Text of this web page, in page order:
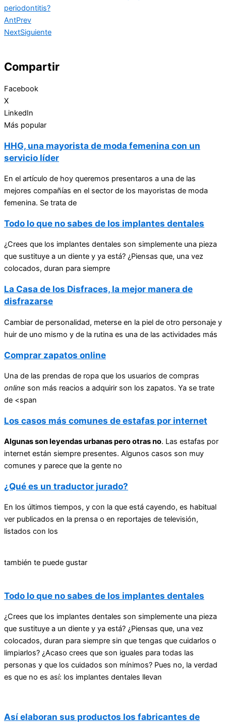
periodontitis?
AntPrev
NextSiguiente
Compartir
Facebook
X
LinkedIn
Más popular
HHG, una mayorista de moda femenina con un
servicio líder
En el artículo de hoy queremos presentaros a una de las
mejores compañías en el sector de los mayoristas de moda
femenina. Se trata de
Todo lo que no sabes de los implantes dentales
¿Crees que los implantes dentales son simplemente una pieza
que sustituye a un diente y ya está? ¿Piensas que, una vez
colocados, duran para siempre
La Casa de los Disfraces, la mejor manera de
disfrazarse
Cambiar de personalidad, meterse en la piel de otro personaje y
huir de uno mismo y de la rutina es una de las actividades más
Comprar zapatos online
Una de las prendas de ropa que los usuarios de compras
online son más reacios a adquirir son los zapatos. Ya se trate
de <span
Los casos más comunes de estafas por internet
Algunas son leyendas urbanas pero otras no. Las estafas por
internet están siempre presentes. Algunos casos son muy
comunes y parece que la gente no
¿Qué es un traductor jurado?
En los últimos tiempos, y con la que está cayendo, es habitual
ver publicados en la prensa o en reportajes de televisión,
listados con los
también te puede gustar
Todo lo que no sabes de los implantes dentales
¿Crees que los implantes dentales son simplemente una pieza
que sustituye a un diente y ya está? ¿Piensas que, una vez
colocados, duran para siempre sin que tengas que cuidarlos o
limpiarlos? ¿Acaso crees que son iguales para todas las
personas y que los cuidados son mínimos? Pues no, la verdad
es que no es así: los implantes dentales llevan
Así elaboran sus productos los fabricantes de